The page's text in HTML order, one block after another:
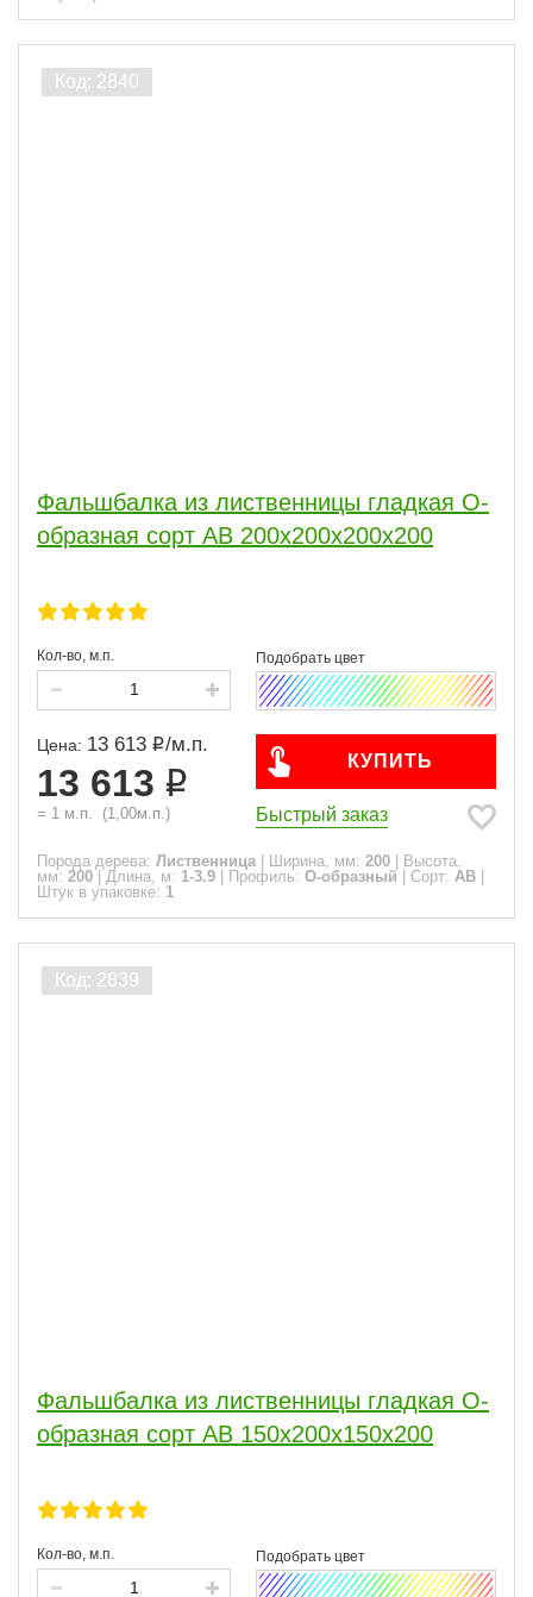
Фальшбалка из лиственницы гладкая О-
образная сорт АВ 200x200x200x200
Кол-во, м.п.
Цена: 13 613 /м.п.
13 613
= 1 м.п. (1,00м.п.)
КУПИТЬ
Быстрый заказ
Порода дерева: Лиственница Ширина, мм: 200
Высота,
мм: 200 Длина, м: 1-3.9 Профиль: О-образный Сорт: АВ
Штук в упаковке: 1
Фальшбалка из лиственницы гладкая О-
образная сорт АВ 150x200x150x200
Кол-во, м.п.